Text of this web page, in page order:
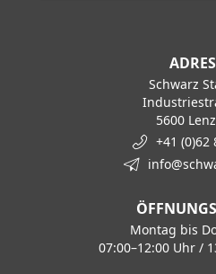
Schwarz
5600
+41 (0)62
Montag bis
07:00–12:00 Uhr /